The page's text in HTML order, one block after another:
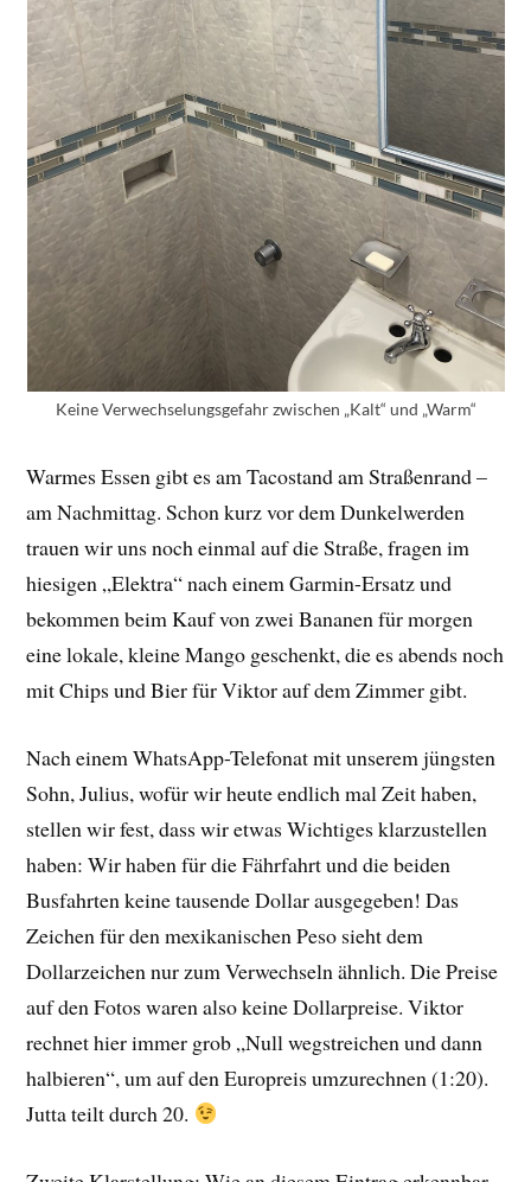
Keine Verwechselungsgefahr zwischen „Kalt“ und „Warm“
Warmes Essen gibt es am Tacostand am Straßenrand –
am Nachmittag. Schon kurz vor dem Dunkelwerden
trauen wir uns noch einmal auf die Straße, fragen im
hiesigen „Elektra“ nach einem Garmin-Ersatz und
bekommen beim Kauf von zwei Bananen für morgen
eine lokale, kleine Mango geschenkt, die es abends noch
mit Chips und Bier für Viktor auf dem Zimmer gibt.
Nach einem WhatsApp-Telefonat mit unserem jüngsten
Sohn, Julius, wofür wir heute endlich mal Zeit haben,
stellen wir fest, dass wir etwas Wichtiges klarzustellen
haben: Wir haben für die Fährfahrt und die beiden
Busfahrten keine tausende Dollar ausgegeben! Das
Zeichen für den mexikanischen Peso sieht dem
Dollarzeichen nur zum Verwechseln ähnlich. Die Preise
auf den Fotos waren also keine Dollarpreise. Viktor
rechnet hier immer grob „Null wegstreichen und dann
halbieren“, um auf den Europreis umzurechnen (1:20).
Jutta teilt durch 20.